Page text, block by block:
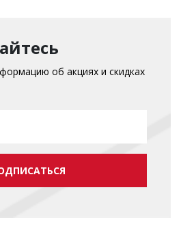
об акциях и скидках